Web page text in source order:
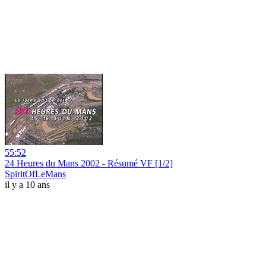
55:52
24 Heures du Mans 2002 - Résumé VF [1/2]
SpiritOfLeMans
il y a 10 ans